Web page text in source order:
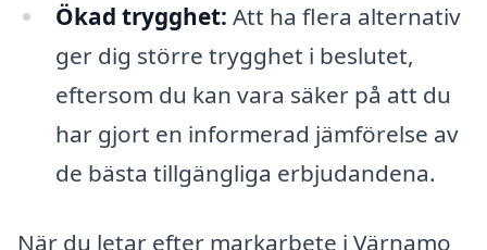
Ökad trygghet: Att ha flera alternativ
ger dig större trygghet i beslutet,
eftersom du kan vara säker på att du
har gjort en informerad jämförelse av
de bästa tillgängliga erbjudandena.
När du letar efter markarbete i Värnamo